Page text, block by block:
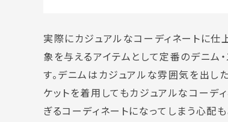
実際にカジュアルなコーディネートに仕
象を与えるアイテムとして定番のデニム
す。デニムはカジュアルな雰囲気を出し
ケットを着用してもカジュアルなコーデ
ぎるコーディネートになってしまう心配